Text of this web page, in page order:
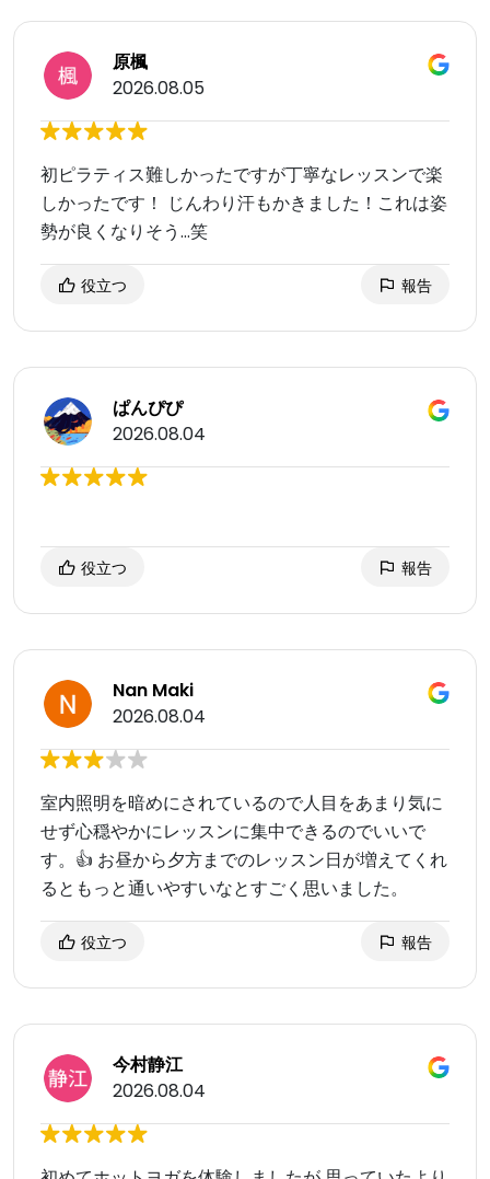
原楓
2026.08.05
初ピラティス難しかったですが丁寧なレッスンで楽
しかったです！ じんわり汗もかきました！これは姿
勢が良くなりそう…笑
役立つ 報告
ぱんぴぴ
2026.08.04
役立つ 報告
Nan Maki
2026.08.04
室内照明を暗めにされているので人目をあまり気に
せず心穏やかにレッスンに集中できるのでいいで
す。👍 お昼から夕方までのレッスン日が増えてくれ
るともっと通いやすいなとすごく思いました。
役立つ 報告
今村静江
2026.08.04